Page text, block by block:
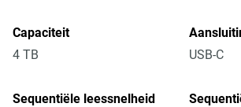
Capaciteit
4 TB
USB-C
Sequentiële leessnelheid